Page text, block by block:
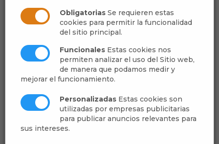
Obligatorias Se requieren estas
cookies para permitir la funcionalidad
del sitio principal.
Funcionales Estas cookies nos
permiten analizar el uso del Sitio web,
de manera que podamos medir y
mejorar el funcionamiento.
Personalizadas Estas cookies son
utilizadas por empresas publicitarias
para publicar anuncios relevantes para
sus intereses.
Jul
ASI ES DALÍAS - DALÍAS A SU